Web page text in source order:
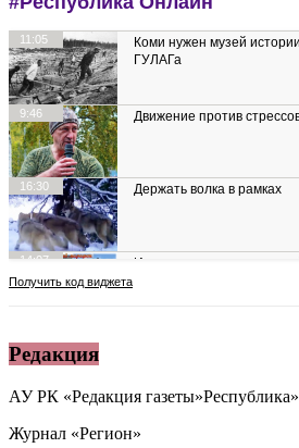
Редакция
АУ РК «Редакция газеты»Республика»
Журнал «Регион»